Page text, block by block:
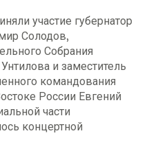
участие губернатор
Солодов,
Собрания
и заместитель
командования
России Евгений
части
концертной